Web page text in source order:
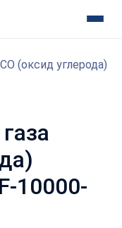
(оксид углерода)
10000-